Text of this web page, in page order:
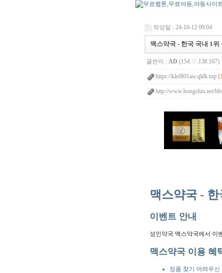
작성일 : 24-10-12 09:04
맥스약국 - 한국 국내 1위
글쓴이 : AD (154.♡.138.167)
https://klef801aw.qldk.top
http://www.hongshin.net/
맥스약국 -
이벤트 안내
성인약국 맥스약국에서 이
맥스약국 이용 혜
정품 찾기 어려우신